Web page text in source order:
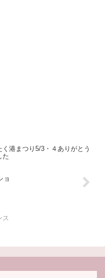
く港まつり5/3・４ありがとう
た
ョ
ス